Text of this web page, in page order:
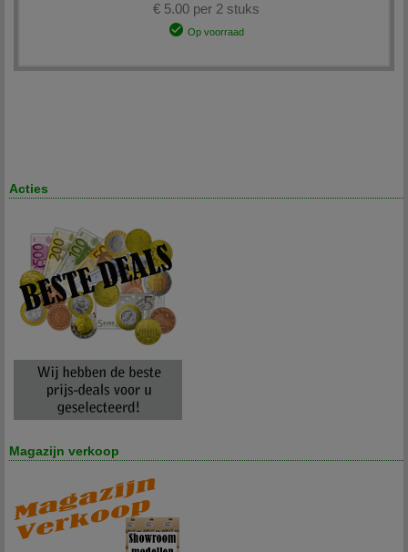
€ 5.00 per 2 stuks
Op voorraad
Acties
Magazijn verkoop